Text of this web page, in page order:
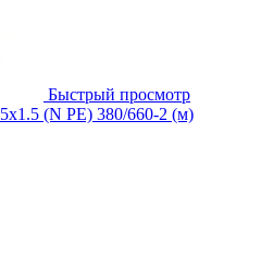
Быстрый просмотр
(N PE) 380/660-2 (м)